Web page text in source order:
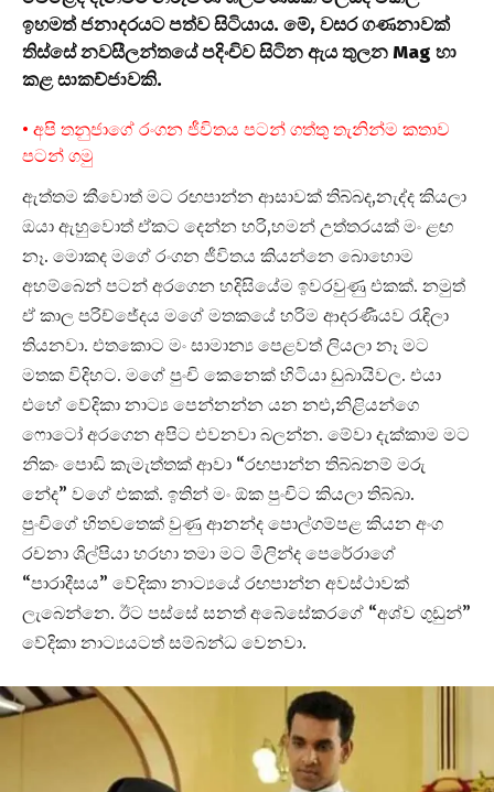
ඉහමත් ජනාදරයට පත්ව සිටියාය. මේ, වසර ගණනාවක්
තිස්සේ නවසීලන්තයේ පදිංචිව සිටින ඇය තුලන Mag හා
කළ සාකච්ජාවකි.
• අපි තනුජාගේ රංගන ජීවිතය පටන් ගත්තු තැනින්ම කතාව
පටන් ගමු
ඇත්තම කීවොත් මට රඟපාන්න ආසාවක් තිබ්බද,නැද්ද කියලා
ඔයා ඇහුවොත් ඒකට දෙන්න හරි,හමන් උත්තරයක් මං ළඟ
නෑ. මොකද මගේ රංගන ජීවිතය කියන්නෙ බොහොම
අහම්බෙන් පටන් අරගෙන හදිසියේම ඉවරවුණු එකක්. නමුත්
ඒ කාල පරිච්ජේදය මගේ මතකයේ හරිම ආදරණීයව රැඳිලා
තියනවා. එතකොට මං සාමාන්‍ය පෙළවත් ලියලා නෑ මට
මතක විදිහට. මගේ පුංචි කෙනෙක් හිටියා ඩුබායිවල. එයා
එහේ වේදිකා නාට්‍ය පෙන්නන්න යන නළු,නිළියන්ගෙ
ෆොටෝ අරගෙන අපිට එවනවා බලන්න. මේවා දැක්කාම මට
නිකං පොඩි කැමැත්තක් ආවා “රඟපාන්න තිබ්බනම් මරු
නේද” වගේ එකක්. ඉතින් මං ඕක පුංචිට කියලා තිබ්බා.
පුංචිගේ හිතවතෙක් වුණු ආනන්ද පොල්ගම්පළ කියන අංග
රචනා ශිල්පියා හරහා තමා මට මිලින්ද පෙරේරාගේ
“පාරාදීසය” වේදිකා නාට්‍යයේ රඟපාන්න අවස්ථාවක්
ලැබෙන්නෙ. ඊට පස්සේ සනත් අබේසේකරගේ “අශ්ව ගුඩුන්”
වේදිකා නාට්‍යයටත් සම්බන්ධ වෙනවා.